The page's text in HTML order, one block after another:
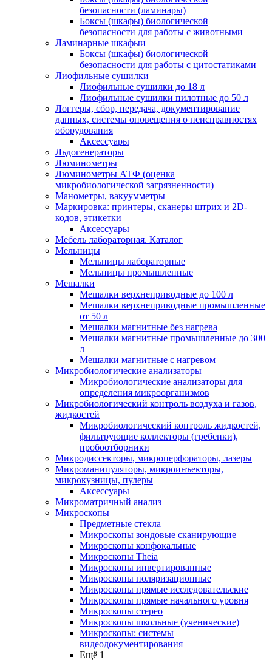
безопасности (ламинары)
Боксы (шкафы) биологической
безопасности для работы с животными
Ламинарные шкафыи
Боксы (шкафы) биологической
безопасности для работы с цитостатиками
Лиофильные сушилки
Лиофильные сушилки до 18 л
Лиофильные сушилки пилотные до 50 л
Логгеры, сбор, передача, документирование
данных, системы оповещения о неисправностях
оборудования
Аксессуары
Льдогенераторы
Люминометры
Люминометры АТФ (оценка
микробиологической загрязненности)
Манометры, вакуумметры
Маркировка: принтеры, сканеры штрих и 2D-
кодов, этикетки
Аксессуары
Мебель лабораторная. Каталог
Мельницы
Мельницы лабораторные
Мельницы промышленные
Мешалки
Мешалки верхнеприводные до 100 л
Мешалки верхнеприводные промышленные
от 50 л
Мешалки магнитные без нагрева
Мешалки магнитные промышленные до 300
л
Мешалки магнитные с нагревом
Микробиологические анализаторы
Микробиологические анализаторы для
определения микроорганизмов
Микробиологический контроль воздуха и газов,
жидкостей
Микробиологический контроль жидкостей,
фильтрующие коллекторы (гребенки),
пробоотборники
Микродиссекторы, микроперфораторы, лазеры
Микроманипуляторы, микроинъекторы,
микрокузницы, пулеры
Аксессуары
Микроматричный анализ
Микроскопы
Предметные стекла
Микроскопы зондовые сканирующие
Микроскопы конфокальные
Микроскопы Theia
Микроскопы инвертированные
Микроскопы поляризационные
Микроскопы прямые исследовательские
Микроскопы прямые начального уровня
Микроскопы стерео
Микроскопы школьные (ученические)
Микроскопы: системы
видеодокументирования
Ещё 1